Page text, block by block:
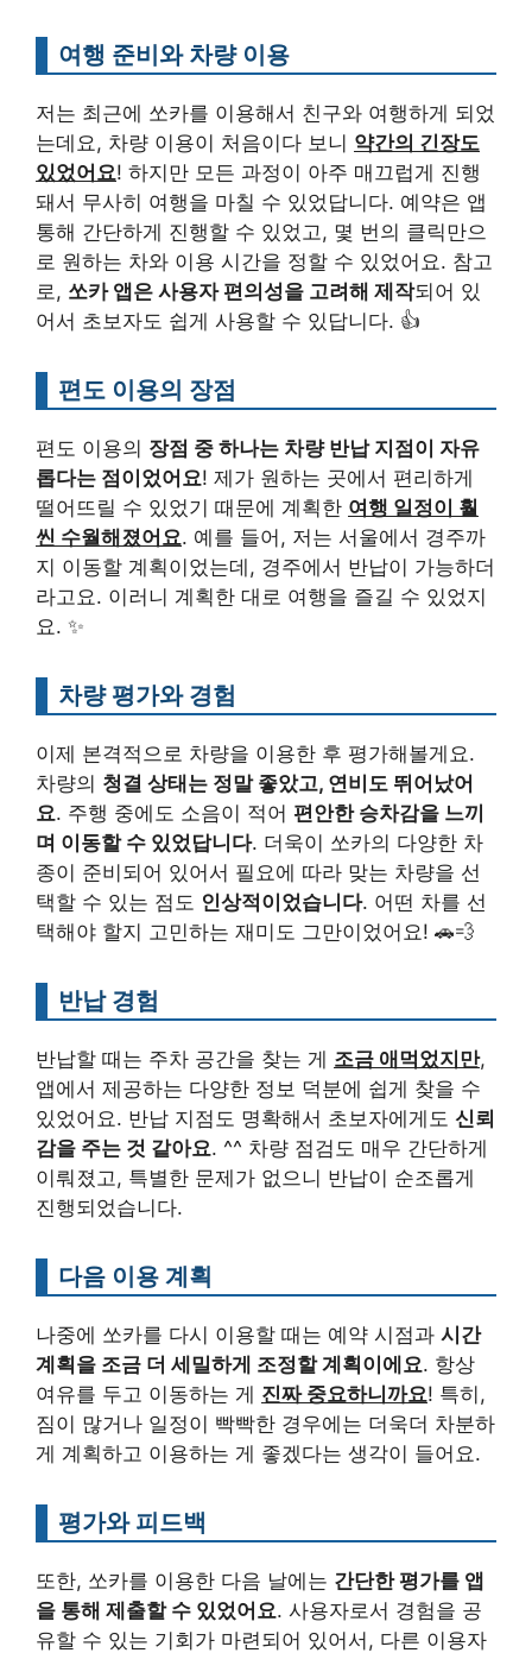
여행 준비와 차량 이용
저는 최근에 쏘카를 이용해서 친구와 여행하게 되었
는데요, 차량 이용이 처음이다 보니 약간의 긴장도
있었어요! 하지만 모든 과정이 아주 매끄럽게 진행
돼서 무사히 여행을 마칠 수 있었답니다. 예약은 앱
통해 간단하게 진행할 수 있었고, 몇 번의 클릭만으
로 원하는 차와 이용 시간을 정할 수 있었어요. 참고
로, 쏘카 앱은 사용자 편의성을 고려해 제작되어 있
어서 초보자도 쉽게 사용할 수 있답니다. 👍
편도 이용의 장점
편도 이용의 장점 중 하나는 차량 반납 지점이 자유
롭다는 점이었어요! 제가 원하는 곳에서 편리하게
떨어뜨릴 수 있었기 때문에 계획한 여행 일정이 훨
씬 수월해졌어요. 예를 들어, 저는 서울에서 경주까
지 이동할 계획이었는데, 경주에서 반납이 가능하더
라고요. 이러니 계획한 대로 여행을 즐길 수 있었지
요. ✨
차량 평가와 경험
이제 본격적으로 차량을 이용한 후 평가해볼게요.
차량의 청결 상태는 정말 좋았고, 연비도 뛰어났어
요. 주행 중에도 소음이 적어 편안한 승차감을 느끼
며 이동할 수 있었답니다. 더욱이 쏘카의 다양한 차
종이 준비되어 있어서 필요에 따라 맞는 차량을 선
택할 수 있는 점도 인상적이었습니다. 어떤 차를 선
택해야 할지 고민하는 재미도 그만이었어요! 🚗💨
반납 경험
반납할 때는 주차 공간을 찾는 게 조금 애먹었지만,
앱에서 제공하는 다양한 정보 덕분에 쉽게 찾을 수
있었어요. 반납 지점도 명확해서 초보자에게도 신뢰
감을 주는 것 같아요. ^^ 차량 점검도 매우 간단하게
이뤄졌고, 특별한 문제가 없으니 반납이 순조롭게
진행되었습니다.
다음 이용 계획
나중에 쏘카를 다시 이용할 때는 예약 시점과 시간
계획을 조금 더 세밀하게 조정할 계획이에요. 항상
여유를 두고 이동하는 게 진짜 중요하니까요! 특히,
짐이 많거나 일정이 빡빡한 경우에는 더욱더 차분하
게 계획하고 이용하는 게 좋겠다는 생각이 들어요.
평가와 피드백
또한, 쏘카를 이용한 다음 날에는 간단한 평가를 앱
을 통해 제출할 수 있었어요. 사용자로서 경험을 공
유할 수 있는 기회가 마련되어 있어서, 다른 이용자